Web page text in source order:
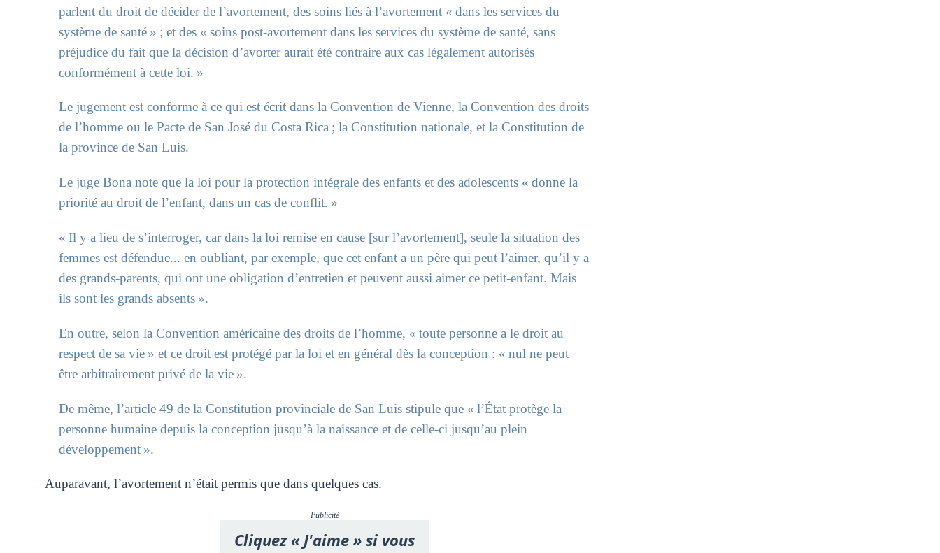
parlent du droit de décider de l’avortement, des soins liés à l’avortement « dans les services du
système de santé » ; et des « soins post-avortement dans les services du système de santé, sans
préjudice du fait que la décision d’avorter aurait été contraire aux cas légalement autorisés
conformément à cette loi. »
Le jugement est conforme à ce qui est écrit dans la Convention de Vienne, la Convention des droits
de l’homme ou le Pacte de San José du Costa Rica ; la Constitution nationale, et la Constitution de
la province de San Luis.
Le juge Bona note que la loi pour la protection intégrale des enfants et des adolescents « donne la
priorité au droit de l’enfant, dans un cas de conflit. »
« Il y a lieu de s’interroger, car dans la loi remise en cause [sur l’avortement], seule la situation des
femmes est défendue... en oubliant, par exemple, que cet enfant a un père qui peut l’aimer, qu’il y a
des grands-parents, qui ont une obligation d’entretien et peuvent aussi aimer ce petit-enfant. Mais
ils sont les grands absents ».
En outre, selon la Convention américaine des droits de l’homme, « toute personne a le droit au
respect de sa vie » et ce droit est protégé par la loi et en général dès la conception : « nul ne peut
être arbitrairement privé de la vie ».
De même, l’article 49 de la Constitution provinciale de San Luis stipule que « l’État protège la
personne humaine depuis la conception jusqu’à la naissance et de celle-ci jusqu’au plein
développement ».
Auparavant, l’avortement n’était permis que dans quelques cas.
Publicité
Cliquez « J'aime » si vous